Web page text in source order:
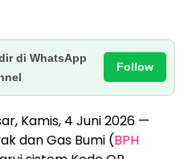
di WhatsApp
Follow
Kamis, 4 Juni 2026 —
dan Gas Bumi (BPH